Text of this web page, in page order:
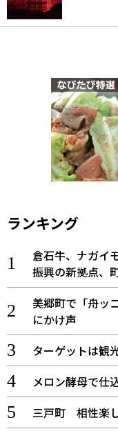
ランキング
倉石牛、ナガ
振興の新拠点、
美郷町で「舟ッ
にかけ声
ターゲットは観
メロン酵母で仕
三戸町 相性楽